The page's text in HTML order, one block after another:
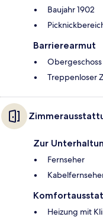
Baujahr 1902
Barrierearmut
Treppenloser
Zur
Fernseher
Heizung mit